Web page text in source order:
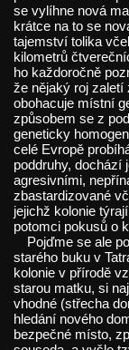
se vylíhne nová
krátce na to se
tajemství tolika
kilometrů
ho každoročně
že nějaký roj zaletí
obohacuje místní
způsobem se z
geneticky
celé Evropě
poddruhy, dochází
agresivními,
zbastardizované
jejichž kolonie
potomci pokusů o
Pojďme se ale
starého buku v
kolonie v přírodě
starou matku, si
vhodné (střecha
hledání nového
bezpečné místo,